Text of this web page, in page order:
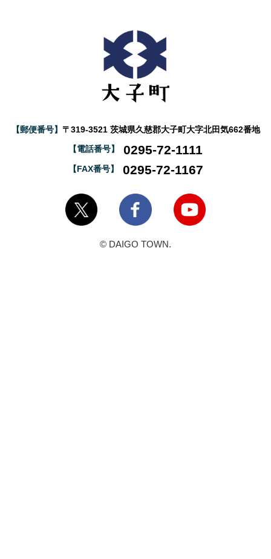
【郵便番号】 〒319-3521 茨城県久慈郡大子町大字北田気662番地
【電話番号】 0295-72-1111
【FAX番号】 0295-72-1167
大子町Twitter 大子町Facebook
© DAIGO TOWN.